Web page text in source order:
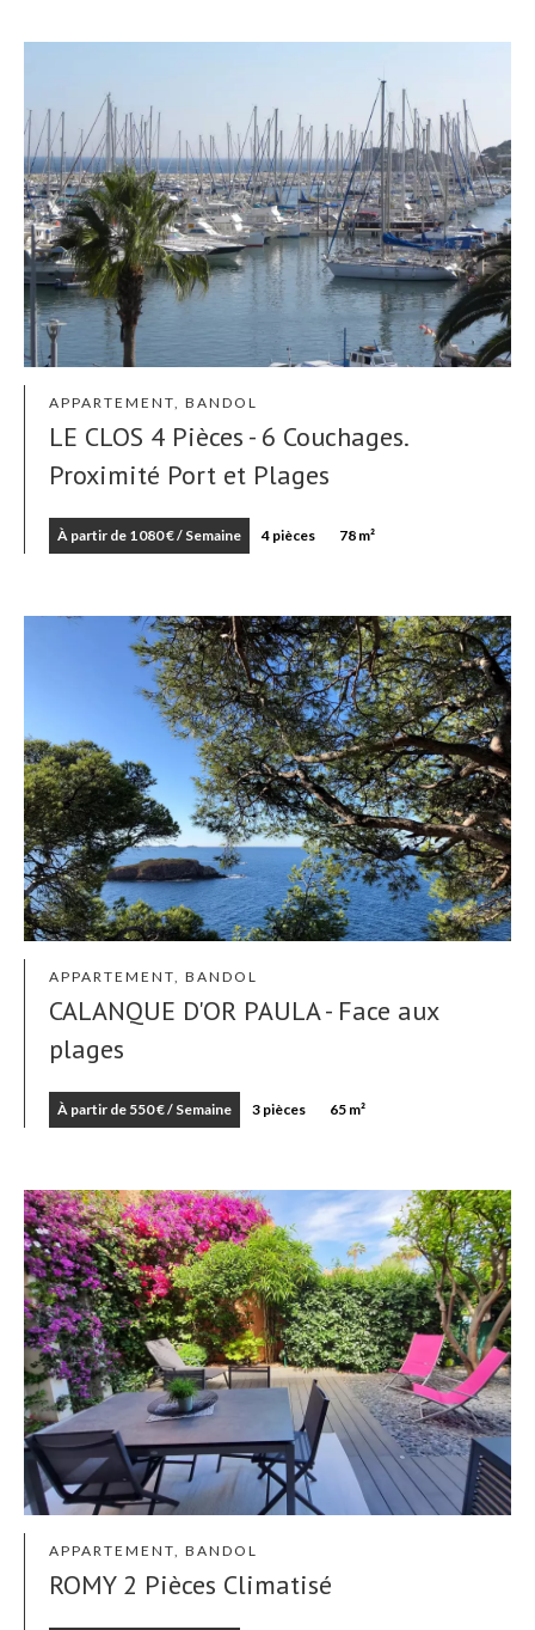
APPARTEMENT, BANDOL
LE CLOS 4 Pièces - 6 Couchages.
Proximité Port et Plages
À partir de 1 080 € / Semaine 4 pièces 78 m²
APPARTEMENT, BANDOL
CALANQUE D'OR PAULA - Face aux
plages
À partir de 550 € / Semaine 3 pièces 65 m²
APPARTEMENT, BANDOL
ROMY 2 Pièces Climatisé